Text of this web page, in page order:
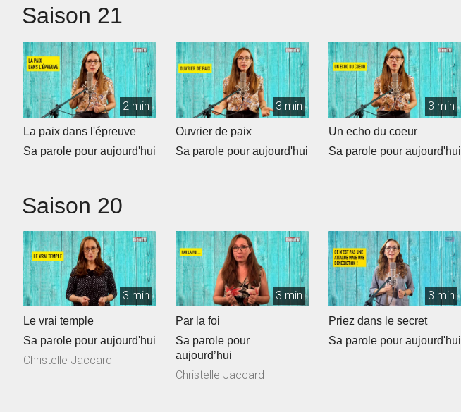
Saison 21
2 min
La paix dans l'épreuve
Sa parole pour aujourd'hui
3 min
Ouvrier de paix
Sa parole pour aujourd'hui
3 min
Un echo du coeur
Sa parole pour aujourd'hui
Saison 20
3 min
Le vrai temple
Sa parole pour aujourd'hui
Christelle Jaccard
3 min
Par la foi
Sa parole pour
aujourd’hui
Christelle Jaccard
3 min
Priez dans le secret
Sa parole pour aujourd'hui